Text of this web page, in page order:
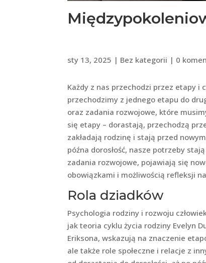
sty 13, 2025 | Bez kategorii | 0
Każdy z nas przechodzi przez etapy i
przechodzimy z jednego etapu do
oraz zadania rozwojowe, które
się etapy – dorastają, przechodzą
zakładają rodzinę i stają przed
późna dorosłość, nasze potrzeby
zadania rozwojowe, pojawiają się
obowiązkami i możliwością refleksji
Rola dziadków
Psychologia rodziny i rozwoju
jak teoria cyklu życia rodziny Evelyn
Eriksona, wskazują na znaczenie
ale także role społeczne i relacje z